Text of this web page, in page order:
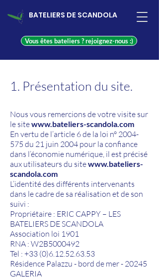
BATELIERS DE SCANDOLA
Vous êtes bateliers ? rejoignez-nous :)
1. Présentation du site.
Nous vous remercions de votre visite sur
le sitewww.bateliers-scandola.com
En vertu de l’article 6 de la loi n° 2004-
575 du 21 juin 2004 pour la confiance
dans l’économie numérique, il est précisé
aux utilisateurs du sitewww.bateliers-
scandola.com
L’identité des différents intervenants
dans le cadre de sa réalisation et de son
suivi :
Propriétaire : ERIC CAPPY – LES
BATELIERS DE SCANDOLA
Association loi 1901
RNA : W2B5000492
Tel : +33 (0)6.12.52.63.53
Résidence Palazzu - bord de mer - 20245
GALERIA